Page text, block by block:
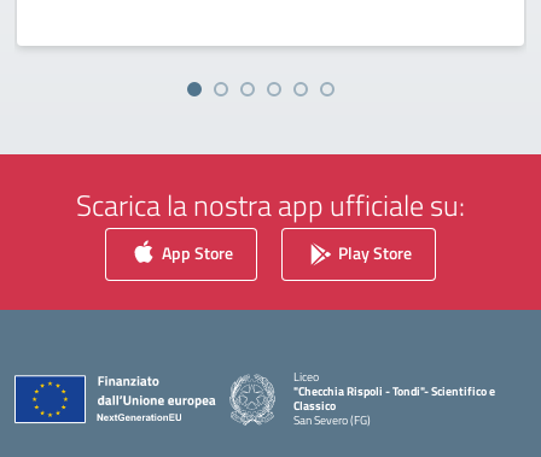
Scarica la nostra app ufficiale su:
App Store Play Store
Liceo
"Checchia Rispoli - Tondi"- Scientifico e
Classico
San Severo (FG)